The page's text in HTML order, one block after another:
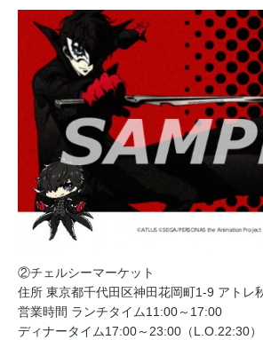
②チェルシーマーケット
住所 東京都千代田区神田花岡町1-9 アトレ
営業時間 ランチタイム11:00～17:00
ディナータイム17:00～23:00（L.O.22:30）